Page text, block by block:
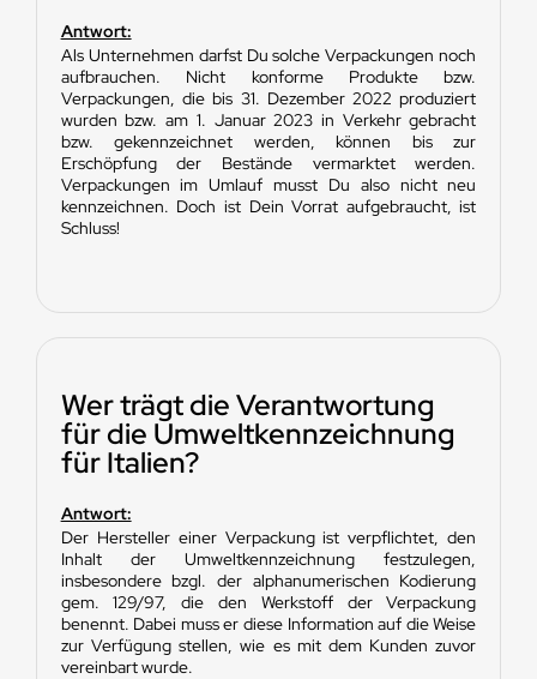
Antwort:
Als Unternehmen darfst Du solche Verpackungen noch
aufbrauchen. Nicht konforme Produkte bzw.
Verpackungen, die bis 31. Dezember 2022 produziert
wurden bzw. am 1. Januar 2023 in Verkehr gebracht
bzw. gekennzeichnet werden, können bis zur
Erschöpfung der Bestände vermarktet werden.
Verpackungen im Umlauf musst Du also nicht neu
kennzeichnen. Doch ist Dein Vorrat aufgebraucht, ist
Schluss!
Wer trägt die Verantwortung
für die Umweltkennzeichnung
für Italien?
Antwort:
Der Hersteller einer Verpackung ist verpflichtet, den
Inhalt der Umweltkennzeichnung festzulegen,
insbesondere bzgl. der alphanumerischen Kodierung
gem. 129/97, die den Werkstoff der Verpackung
benennt. Dabei muss er diese Information auf die Weise
zur Verfügung stellen, wie es mit dem Kunden zuvor
vereinbart wurde.